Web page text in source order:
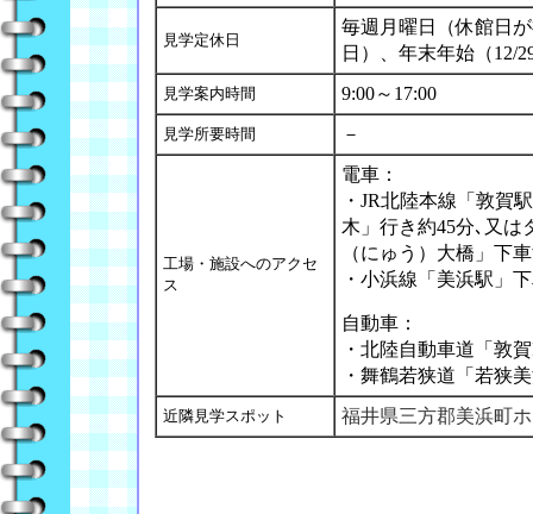
見学定休日
毎週月曜日（休館日
日）、年末年始（12/
見学案内時間 9:00～17:00
見学所要時間 －
工場・施設へのアクセ
ス
電車：
・JR北陸本線「敦賀
木」行き約45分､又は
（にゅう）大橋」下
・小浜線「美浜駅」
自動車：
・北陸自動車道「敦
・舞鶴若狭道「若狭
近隣見学スポット 福井県三方郡美浜町